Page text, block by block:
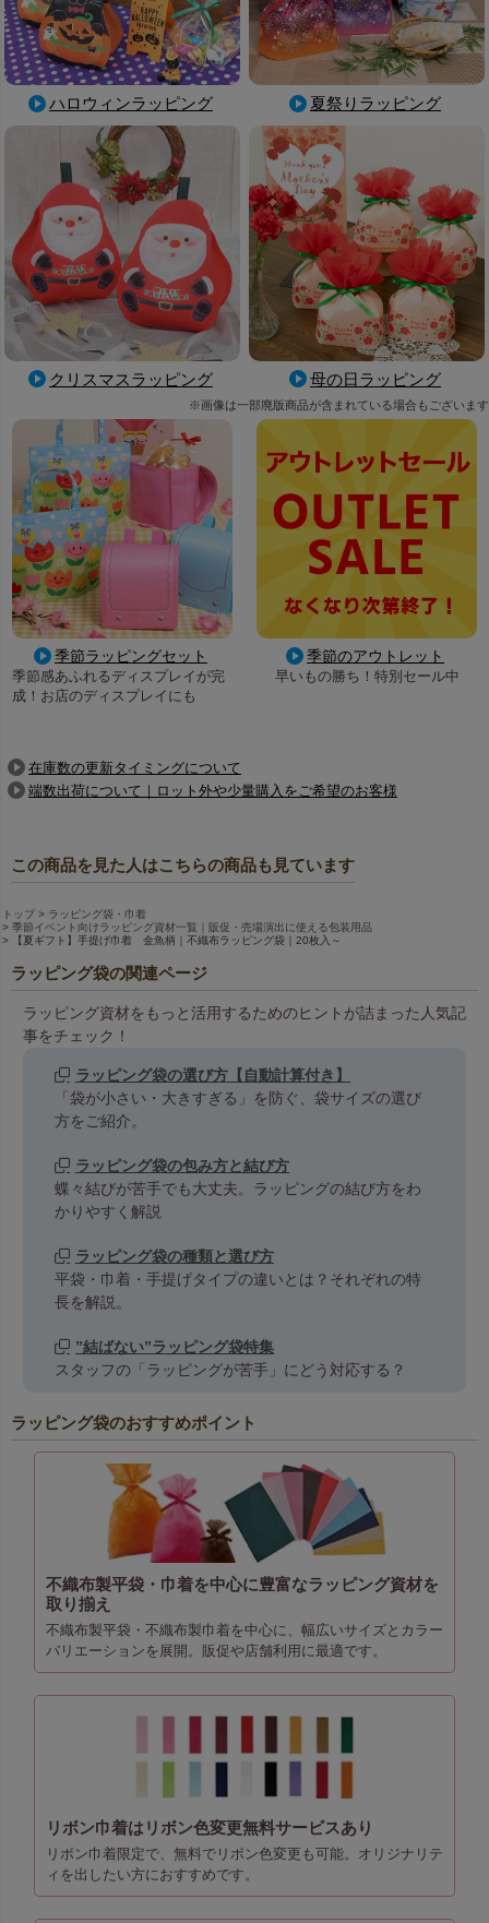
ハロウィンラッピング 夏祭りラッピング
クリスマスラッピング 母の日ラッピング
※画像は一部廃版商品が含まれている場合もございます
季節ラッピングセット
季節感あふれるディスプレイが完
成！お店のディスプレイにも
季節のアウトレット
早いもの勝ち！特別セール中
在庫数の更新タイミングについて
端数出荷について｜ロット外や少量購入をご希望のお客様
この商品を見た人はこちらの商品も見ています
トップ
ラッピング袋・巾着
季節イベント向けラッピング資材一覧｜販促・売場演出に使える包装用品
【夏ギフト】手提げ巾着 金魚柄｜不織布ラッピング袋｜20枚入～
ラッピング袋の関連ページ
ラッピング資材をもっと活用するためのヒントが詰まった人気記
事をチェック！
ラッピング袋の選び方【自動計算付き】
「袋が小さい・大きすぎる」を防ぐ、袋サイズの選び
方をご紹介。
ラッピング袋の包み方と結び方
蝶々結びが苦手でも大丈夫。ラッピングの結び方をわ
かりやすく解説
ラッピング袋の種類と選び方
平袋・巾着・手提げタイプの違いとは？それぞれの特
長を解説。
”結ばない”ラッピング袋特集
スタッフの「ラッピングが苦手」にどう対応する？
ラッピング袋のおすすめポイント
不織布製平袋・巾着を中心に豊富なラッピング資材を
取り揃え
不織布製平袋・不織布製巾着を中心に、幅広いサイズとカラー
バリエーションを展開。販促や店舗利用に最適です。
リボン巾着はリボン色変更無料サービスあり
リボン巾着限定で、無料でリボン色変更も可能。オリジナリテ
ィを出したい方におすすめです。